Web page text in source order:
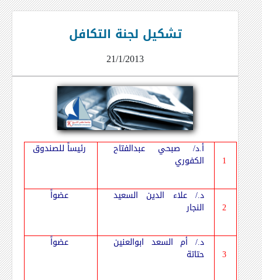
تشكيل لجنة التكافل
21/1/2013
1
أ.د/ صبحي عبدالفتاح
الكفوري
رئيساً للصندوق
2
د./ علاء الدين السعيد
النجار
عضواً
3
د./ أم السعد ابوالعنين
حتاتة
عضواً